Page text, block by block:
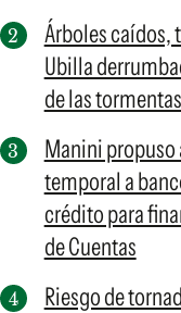
Árboles caídos,
Ubilla
de las
Manini propuso
temporal a
crédito para
de Cuentas
Riesgo de